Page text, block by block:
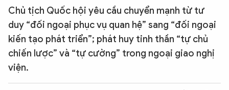
XÃ HỘI
PHÁP LUẬT
Chủ tịch Quốc hội yêu cầu chuyển mạnh từ tư
duy “đối ngoại phục vụ quan hệ” sang “đối ngoại
kiến tạo phát triển”; phát huy tinh thần “tự chủ
chiến lược” và “tự cường” trong ngoại giao nghị
viện.